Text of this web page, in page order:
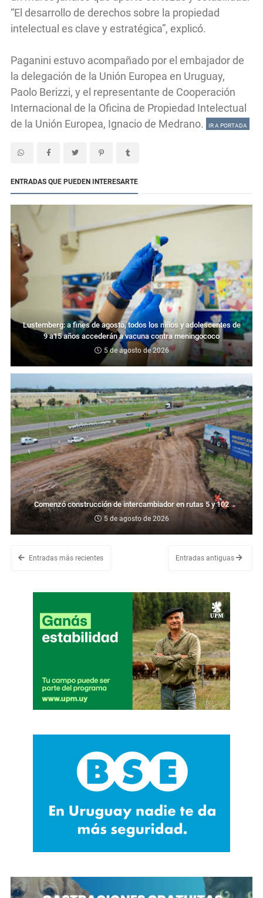
“El desarrollo de derechos sobre la propiedad
intelectual es clave y estratégica”, explicó.
Paganini estuvo acompañado por el embajador de
la delegación de la Unión Europea en Uruguay,
Paolo Berizzi, y el representante de Cooperación
Internacional de la Oficina de Propiedad Intelectual
de la Unión Europea, Ignacio de Medrano.
IR A PORTADA
ENTRADAS QUE PUEDEN INTERESARTE
Lustemberg: a fines de agosto, todos los niños y adolescentes de
9 a15 años accederán a vacuna contra meningococo
5 de agosto de 2026
Comenzó construcción de intercambiador en rutas 5 y 102
5 de agosto de 2026
Entradas más recientes Entradas antiguas